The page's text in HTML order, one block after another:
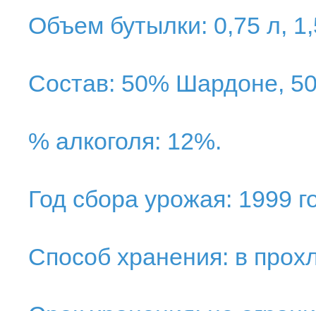
Объем бутылки: 0,75 л,
Состав: 50% Шардоне,
% алкоголя: 12%.
Год сбора урожая: 1999
Способ хранения: в